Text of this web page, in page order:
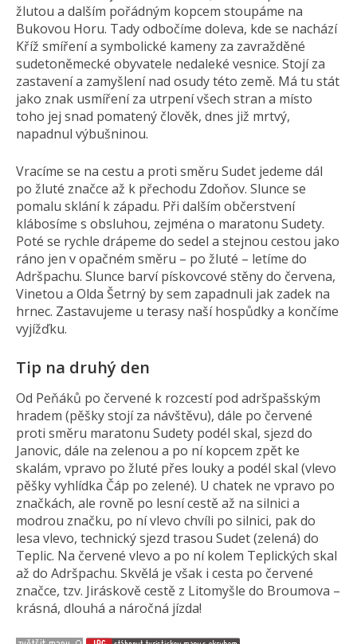
žlutou a dalším pořádným kopcem stoupáme na
Bukovou Horu. Tady odbočíme doleva, kde se nachází
Kříž smíření a symbolické kameny za zavražděné
sudetoněmecké obyvatele nedaleké vesnice. Stojí za
zastavení a zamyšlení nad osudy této země. Má tu stát
jako znak usmíření za utrpení všech stran a místo
toho jej snad pomatený člověk, dnes již mrtvý,
napadnul výbušninou.
Vracíme se na cestu a proti směru Sudet jedeme dál
po žluté značce až k přechodu Zdoňov. Slunce se
pomalu sklání k západu. Při dalším občerstvení
klábosíme s obsluhou, zejména o maratonu Sudety.
Poté se rychle drápeme do sedel a stejnou cestou jako
ráno jen v opačném směru – po žluté – letíme do
Adršpachu. Slunce barví pískovcové stěny do červena,
Vinetou a Olda Šetrný by sem zapadnuli jak zadek na
hrnec. Zastavujeme u terasy naší hospůdky a končíme
vyjížďku.
Tip na druhý den
Od Peňáků po červené k rozcestí pod adršpašským
hradem (pěšky stojí za návštěvu), dále po červené
proti směru maratonu Sudety podél skal, sjezd do
Janovic, dále na zelenou a po ní kopcem zpět ke
skalám, vpravo po žluté přes louky a podél skal (vlevo
pěšky vyhlídka Čáp po zelené). U chatek ne vpravo po
značkách, ale rovně po lesní cestě až na silnici a
modrou značku, po ní vlevo chvíli po silnici, pak do
lesa vlevo, technický sjezd trasou Sudet (zelená) do
Teplic. Na červené vlevo a po ní kolem Teplických skal
až do Adršpachu. Skvělá je však i cesta po červené
značce, tzv. Jiráskově cestě z Litomyšle do Broumova –
krásná, dlouhá a náročná jízda!